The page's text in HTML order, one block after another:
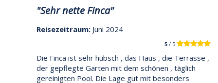
"Sehr nette Finca"
Reisezeitraum: Juni 2024
5 / 5
Die Finca ist sehr hübsch , das Haus , die Terrasse ,
der gepflegte Garten mit dem schönen , täglich
gereinigten Pool. Die Lage gut mit besonders